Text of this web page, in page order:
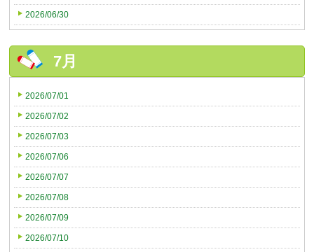
2026/06/30
7月
2026/07/01
2026/07/02
2026/07/03
2026/07/06
2026/07/07
2026/07/08
2026/07/09
2026/07/10